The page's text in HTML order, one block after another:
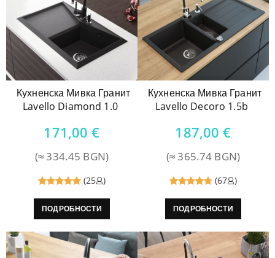
Кухненска Мивка Гранит
Lavello Diamond 1.0
171,00€
(≈ 334.45 BGN)
5out of
(25 )
ПОДРОБНОСТИ
Кухненска Мивка Гранит
Lavello Decoro 1.5b
187,00€
(≈ 365.74 BGN)
4.8out
(67 )
ПОДРОБНОСТИ